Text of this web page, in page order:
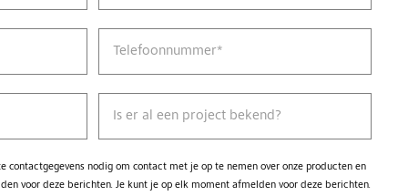
Telefoonnummer*
Is er al een project bekend?
contactgegevens nodig om contact met je op te nemen over onze producten en
voor deze berichten. Je kunt je op elk moment afmelden voor deze berichten.